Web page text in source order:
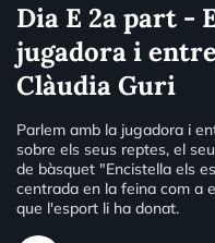
Dia E 2a part -
jugadora i
Clàudia Guri
Parlem amb la jugadora i
sobre els seus reptes, el
de bàsquet "Encistella els
centrada en la feina com a
que l'esport li ha donat.